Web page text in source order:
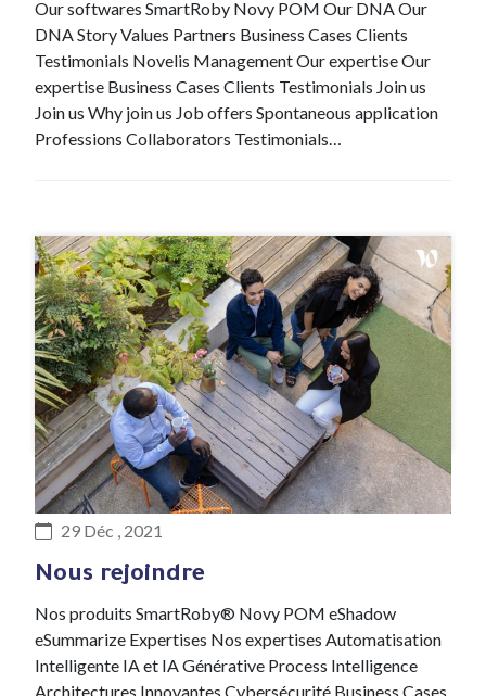
Our softwares SmartRoby Novy POM Our DNA Our
DNA Story Values Partners Business Cases Clients
Testimonials Novelis Management Our expertise Our
expertise Business Cases Clients Testimonials Join us
Join us Why join us Job offers Spontaneous application
Professions Collaborators Testimonials…
#Recrutement
29 Déc , 2021
Nous rejoindre
Nos produits SmartRoby® Novy POM eShadow
eSummarize Expertises Nos expertises Automatisation
Intelligente IA et IA Générative Process Intelligence
Architectures Innovantes Cybersécurité Business Cases